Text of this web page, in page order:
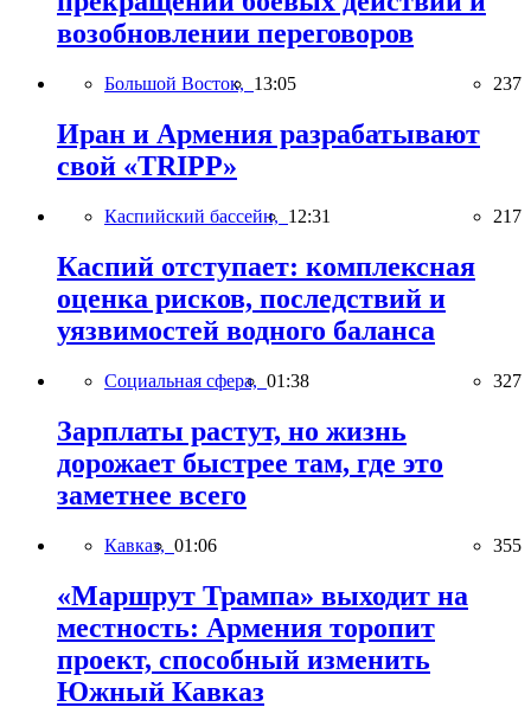
возобновлении переговоров
Большой Восток, 13:05 237
Иран и Армения разрабатывают
свой «TRIPP»
Каспийский бассейн, 12:31 217
Каспий отступает: комплексная
оценка рисков, последствий и
уязвимостей водного баланса
Социальная сфера, 01:38 327
Зарплаты растут, но жизнь
дорожает быстрее там, где это
заметнее всего
Кавказ, 01:06 355
«Маршрут Трампа» выходит на
местность: Армения торопит
проект, способный изменить
Южный Кавказ